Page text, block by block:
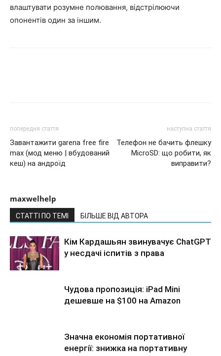
влаштувати розумне полювання, відстрілюючи
опонентів один за іншим.
попередня стаття
Завантажити garena free fire
max (мод меню | вбудований
кеш) на андроїд
наступна стаття
Телефон не бачить флешку
MicroSD: що робити, як
виправити?
maxwelhelp
СТАТТІ ПО ТЕМІ БІЛЬШЕ ВІД АВТОРА
Кім Кардашьян звинувачує ChatGPT
у несдачі іспитів з права
Чудова пропозиція: iPad Mini
дешевше на $100 на Amazon
Значна економія портативної
енергії: знижка на портативну